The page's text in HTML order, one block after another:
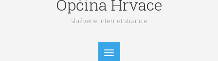
Općina Hrvace
službene internet stranice